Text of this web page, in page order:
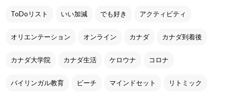
ToDoリスト いい加減 でも好き アクティビティ
オリエンテーション オンライン カナダ カナダ到着後
カナダ大学院 カナダ生活 ケロウナ コロナ
バイリンガル教育 ビーチ マインドセット リトミック